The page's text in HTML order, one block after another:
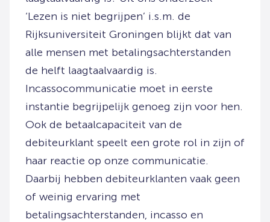
‘Lezen is niet begrijpen’ i.s.m. de
Rijksuniversiteit Groningen blijkt dat van
alle mensen met betalingsachterstanden
de helft laagtaalvaardig is.
Incassocommunicatie moet in eerste
instantie begrijpelijk genoeg zijn voor hen.
Ook de betaalcapaciteit van de
debiteurklant speelt een grote rol in zijn of
haar reactie op onze communicatie.
Daarbij hebben debiteurklanten vaak geen
of weinig ervaring met
betalingsachterstanden, incasso en